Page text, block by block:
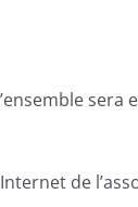
sera
de